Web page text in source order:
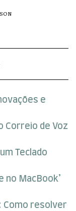
e
Correio de Voz
Teclado
no MacBook’
Como resolver